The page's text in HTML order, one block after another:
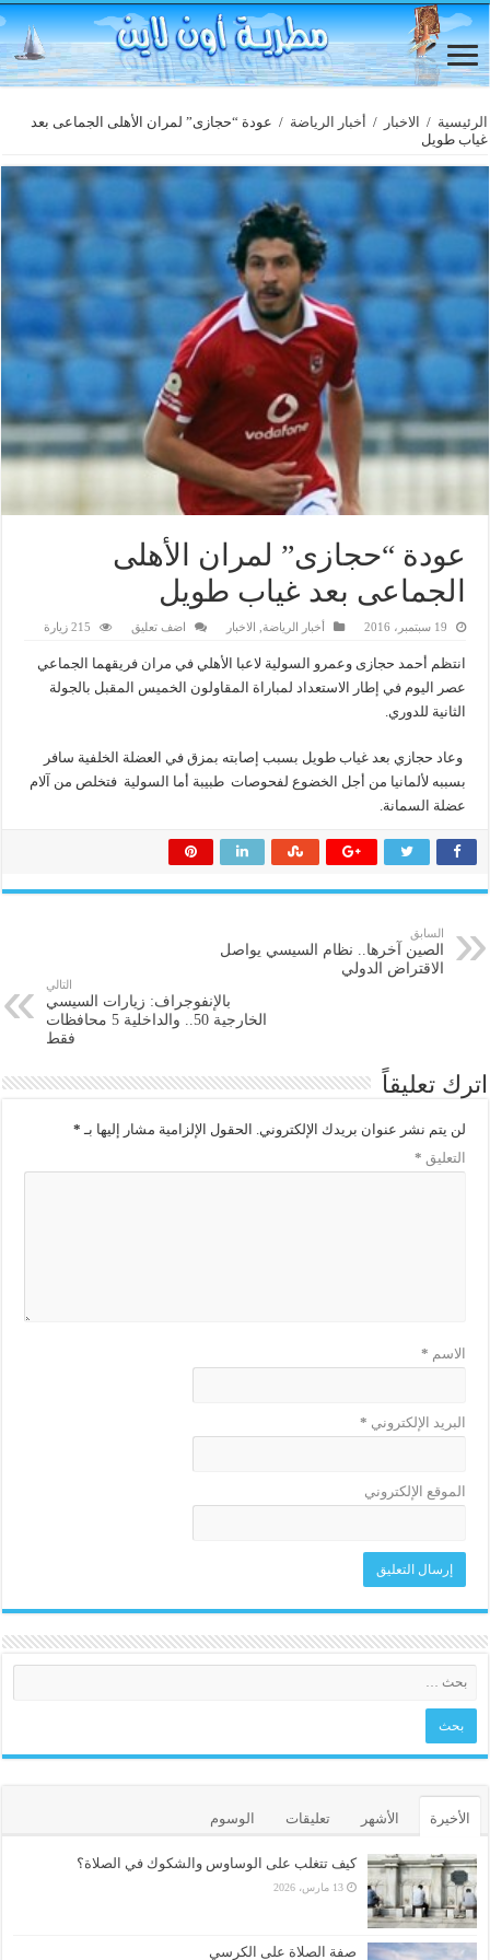
الرئيسية / الاخبار / أخبار الرياضة / عودة “حجازى” لمران الأهلى الجماعى بعد
غياب طويل
عودة “حجازى” لمران الأهلى
الجماعى بعد غياب طويل
19 سبتمبر، 2016 أخبار الرياضة الاخبار اضف تعليق 215 زيارة
انتظم أحمد حجازى وعمرو السولية لاعبا الأهلي في مران فريقهما الجماعي
عصر اليوم في إطار الاستعداد لمباراة المقاولون الخميس المقبل بالجولة
الثانية للدوري.
وعاد حجازي بعد غياب طويل بسبب إصابته بمزق في العضلة الخلفية سافر
بسببه لألمانيا من أجل الخضوع لفحوصات طبيبة أما السولية فتخلص من آلام
عضلة السمانة.
السابق
الصين آخرها.. نظام السيسي يواصل
الاقتراض الدولي
التالي
بالإنفوجراف: زيارات السيسي
الخارجية 50.. والداخلية 5 محافظات
فقط
اترك تعليقاً
لن يتم نشر عنوان بريدك الإلكتروني. الحقول الإلزامية مشار إليها بـ *
التعليق *
الاسم *
البريد الإلكتروني *
الموقع الإلكتروني
الأخيرة الأشهر تعليقات الوسوم
كيف تتغلب على الوساوس والشكوك في الصلاة؟
13 مارس، 2026
صفة الصلاة على الكرسي